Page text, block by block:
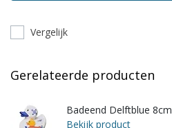
Vergelijk
Gerelateerde producten
Badeend Delftblue 8cm
Bekijk product